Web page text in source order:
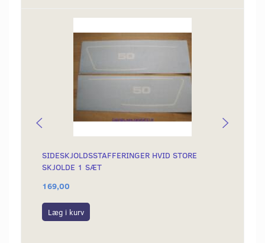
SIDESKJOLDSSTAFFERINGER HVID STORE
SKJOLDE 1 SÆT
169,00
Læg i kurv